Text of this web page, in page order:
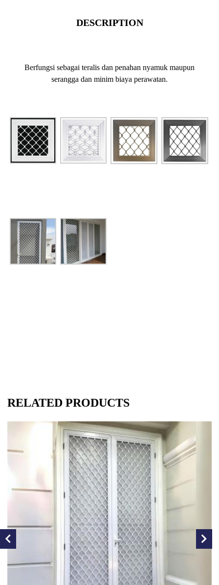
DESCRIPTION
Berfungsi sebagai teralis dan penahan nyamuk maupun
serangga dan minim biaya perawatan.
RELATED PRODUCTS